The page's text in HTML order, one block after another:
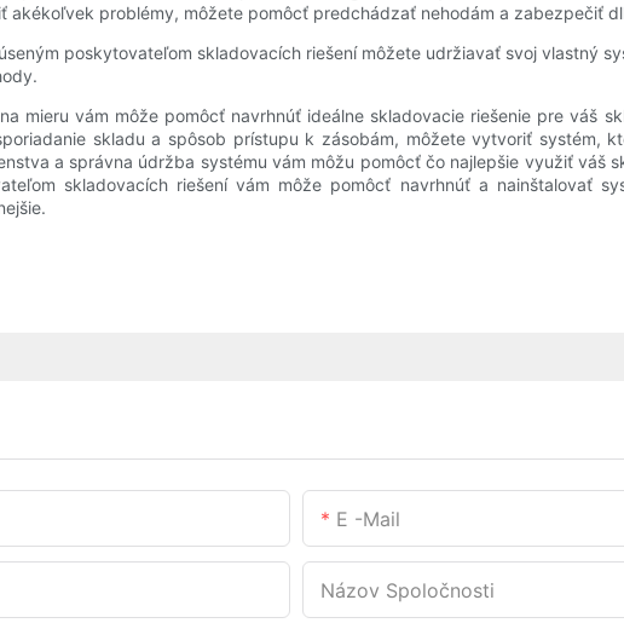
problémy, môžete pomôcť predchádzať nehodám a zabezpečiť
poskytovateľom skladovacích riešení môžete udržiavať svoj vlastný
mieru vám môže pomôcť navrhnúť ideálne skladovacie riešenie pre váš
skladu a spôsob prístupu k zásobám, môžete vytvoriť systém,
a správna údržba systému vám môžu pomôcť čo najlepšie využiť váš
skladovacích riešení vám môže pomôcť navrhnúť a nainštalovať
E -mail
Názov Spoločnosti